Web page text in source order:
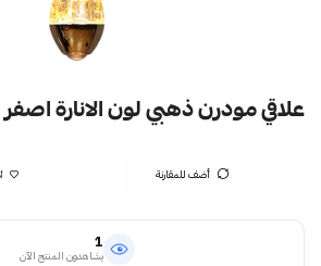
علاقي مودرن ذهبي لون الانارة اصفر W5
أضف للمقارنة
1
يشاهدون المنتج الآن